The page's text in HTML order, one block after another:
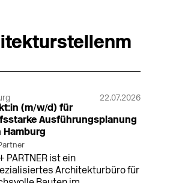
22.07.2026
(m/w/d) für
Ausführungsplanung
Hamburg
PARTNER ist ein
Architekturbüro für